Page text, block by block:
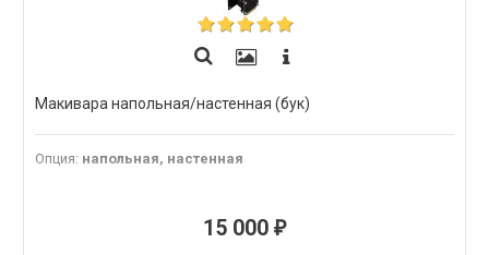
Макивара напольная/настенная (бук)
Опция: напольная, настенная
15 000 ₽